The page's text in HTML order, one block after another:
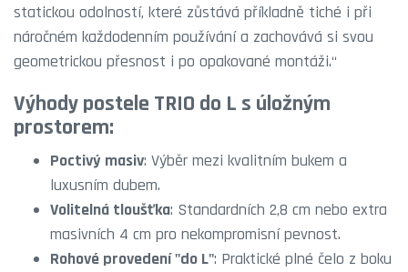
statickou odolností, které zůstává příkladně tiché i při
náročném každodenním používání a zachovává si svou
geometrickou přesnost i po opakované montáži.“
Výhody postele TRIO do L s úložným
prostorem:
Poctivý masiv: Výběr mezi kvalitním bukem a
luxusním dubem.
Volitelná tloušťka: Standardních 2,8 cm nebo extra
masivních 4 cm pro nekompromisní pevnost.
Rohové provedení "do L": Praktické plné čelo z boku